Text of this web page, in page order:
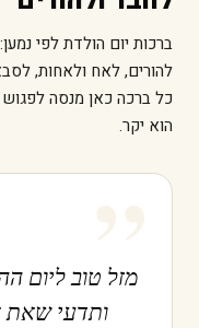
ברכות יום הולדת לפי
להורים, לאח ולאחות,
כל ברכה כאן מנסה
הוא יקר.
”
מזל טוב ליום
ותדעי שאת